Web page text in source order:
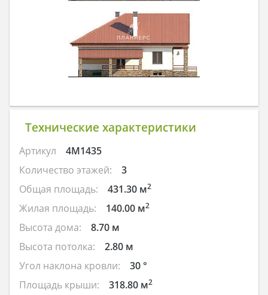
Технические характеристики
Артикул
4M1435
Количество этажей:
3
Общая площадь:
431.30 м2
Жилая площадь: 140.00 м2
Высота дома:
8.70 м
Высота потолка:
2.80 м
Угол наклона кровли:
30 °
Площадь крыши:
318.80 м2